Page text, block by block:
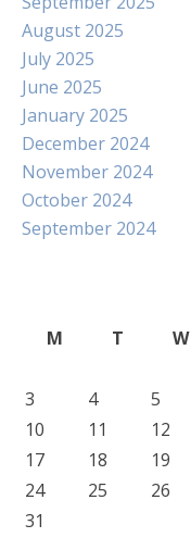
August 2025
July 2025
June 2025
January 2025
December 2024
November 2024
October 2024
September 2024
M
T W
3
4 5
10
11 12
17
18 19
24
25 26
31